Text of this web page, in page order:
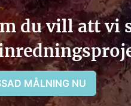
du vill att vi
MÅLNING NU